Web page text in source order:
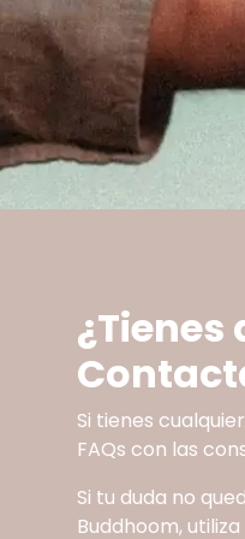
¿Tienes
Si tienes
FAQs con las
Si tu duda no
Buddhoom,